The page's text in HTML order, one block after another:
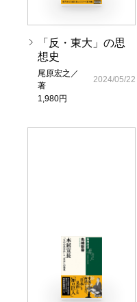
「反・東大」の思
想史
尾原宏之／
著
1,980円
2024/05/22